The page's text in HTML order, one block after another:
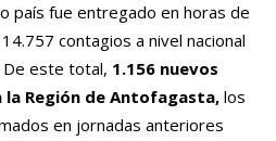
país fue entregado en horas de
contagios a nivel nacional
De este total, 1.156 nuevos
la Región de Antofagasta, los
en jornadas anteriores